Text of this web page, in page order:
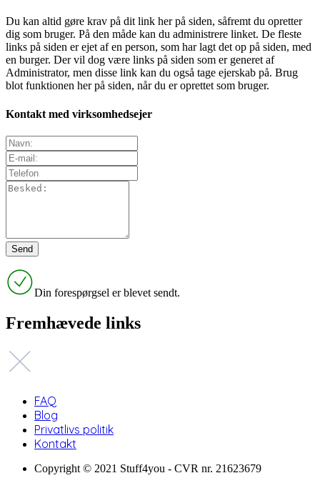
Du kan altid gøre krav på dit link her på siden, såfremt du opretter
dig som bruger. På den måde kan du administrere linket. De fleste
links på siden er ejet af en person, som har lagt det op på siden, med
en burger. Der vil dog være links på siden som er generet af
Administrator, men disse link kan du også tage ejerskab på. Brug
blot funktionen her på siden, når du er oprettet som bruger.
Kontakt med virksomhedsejer
Din forespørgsel er blevet sendt.
Fremhævede links
FAQ
Blog
Privatlivs politik
Kontakt
Copyright © 2021 Stuff4you - CVR nr. 21623679